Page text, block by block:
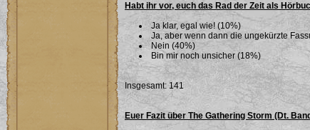
Habt ihr vor, euch das Rad der Zeit als
Ja klar, egal wie! (10%)
Ja, aber wenn dann die ungekürzte
Nein (40%)
Bin mir noch unsicher (18%)
Insgesamt: 141
Euer Fazit über The Gathering Storm (Dt.